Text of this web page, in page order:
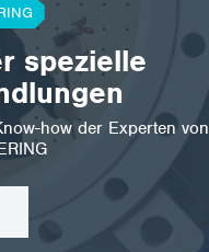
spezielle
how der Experten von